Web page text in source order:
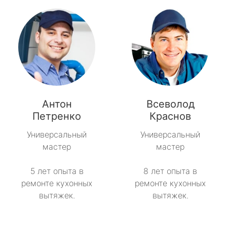
метро Речной вокзал
метро Семеновская
метро Спортивная
метро Спартак
метро Рижская
метро Севастопольская
метро Строгино
Антон
Петренко
Универсальный
мастер
5 лет опыта в
ремонте кухонных
вытяжек.
Всеволод
Краснов
Универсальный
мастер
8 лет опыта в
ремонте кухонных
вытяжек.